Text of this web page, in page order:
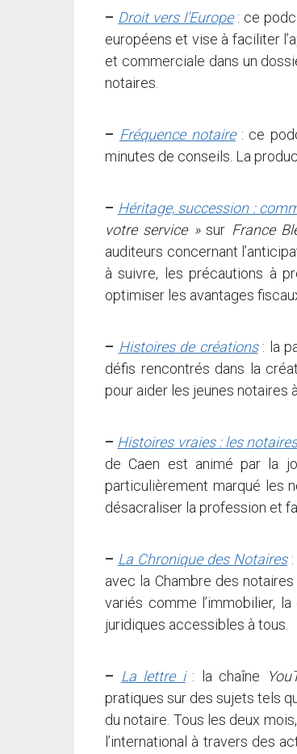
– Droit vers l’Europe: ce
européens et vise à faciliter
et commerciale dans un
notaires.
– Fréquence notaire: ce
minutes de conseils. La
– Héritage, succession :
votre service »sur France
auditeurs concernant
à suivre, les précautions à
optimiser les avantages
– Histoires de créations: la
défis rencontrés dans la
pour aider les jeunes notaires
– Histoires vraies : les
de Caen est animé par la
particulièrement marqué les
désacraliser la profession et
– La Chronique des Notaires:
avec la Chambre des
variés comme l’immobilier,
juridiques accessibles à tous.
– La lettre i: la chaîne
pratiques sur des sujets tels
du notaire. Tous les deux
l’international à travers des